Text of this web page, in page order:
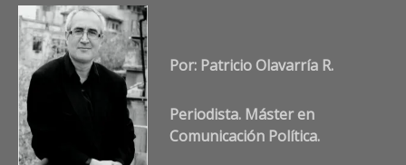
Por: Patricio Olavarría R.
Periodista. Máster en
Comunicación Política.